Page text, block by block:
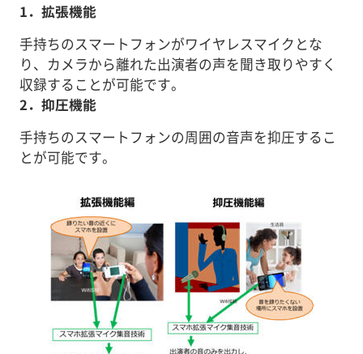
1．拡張機能
手持ちのスマートフォンがワイヤレスマイクとな
り、カメラから離れた出演者の声を聞き取りやすく
収録することが可能です。
2．抑圧機能
手持ちのスマートフォンの周囲の音声を抑圧するこ
とが可能です。